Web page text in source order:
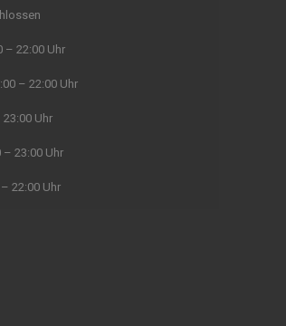
und waren
Aufjedenfall zu
RUDI
– 22:00 Uhr
– 22:00 Uhr
23:00 Uhr
– 23:00 Uhr
22:00 Uhr